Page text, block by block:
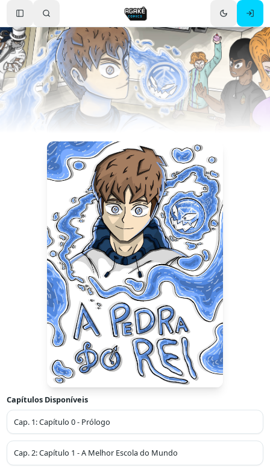
Toggle Sidebar
Capítulos Disponíveis
Cap. 1:Capítulo 0 - Prólogo
Cap.2:Capítulo 1 - A Melhor Escola do Mundo